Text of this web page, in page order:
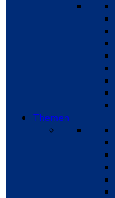
Themen